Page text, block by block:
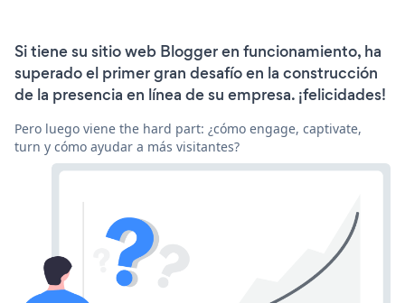
Si tiene su sitio web Blogger en funcionamiento, ha
superado el primer gran desafío en la construcción
de la presencia en línea de su empresa. ¡felicidades!
Pero luego viene the hard part: ¿cómo engage, captivate,
turn y cómo ayudar a más visitantes?